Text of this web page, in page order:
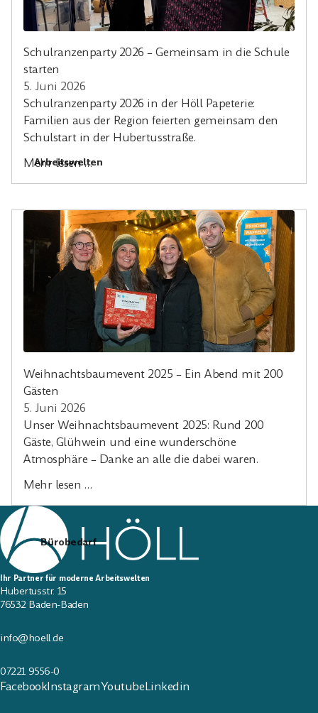
Arbeitswelten
Bürobedarf
Schulranzenparty 2026 – Gemeinsam in die Schule
starten
5. Juni 2026
Schulranzenparty 2026 in der Höll Papeterie:
Familien aus der Region feierten gemeinsam den
Schulstart in der Hubertusstraße.
Mehr lesen …
Weihnachtsbaumevent 2025 – Ein Abend mit 200
Gästen
5. Juni 2026
Unser Weihnachtsbaumevent 2025: Rund 200
Gäste, Glühwein und eine wunderschöne
Atmosphäre – Danke an alle die dabei waren.
Mehr lesen …
Ihr Partner für moderne Arbeitswelten
Hubertusstr. 15
76532 Baden-Baden
info@hoell.de
07221 9556-0
FacebookInstagramYoutubeLinkedin